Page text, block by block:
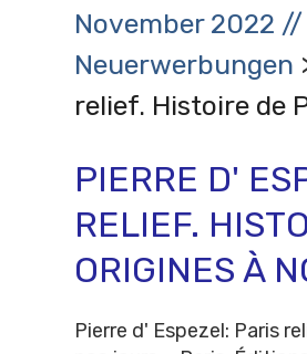
November 2022
Neuerwerbungen
relief. Histoire de
PIERRE D'
RELIEF.
ORIGINES À
Pierre d' Espezel: Paris